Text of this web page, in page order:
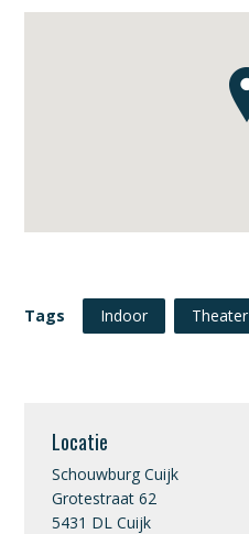
Tags Indoor Theater
Locatie
Schouwburg Cuijk
Grotestraat 62
5431 DL Cuijk